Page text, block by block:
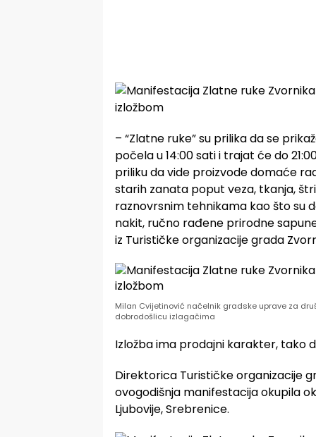
– “Zlatne ruke” su prilika da se
počela u 14:00 sati i trajat će do
priliku da vide proizvode domaće
starih zanata poput veza, tkanja,
raznovrsnim tehnikama kao što su
nakit, ručno rađene prirodne
iz Turističke organizacije grada
Milan Cvijetinović načelnik gradske uprave za
dobrodošlicu izlagačima
Izložba ima prodajni karakter, tako
Direktorica Turističke organizacije
ovogodišnja manifestacija okupila
Ljubovije, Srebrenice.